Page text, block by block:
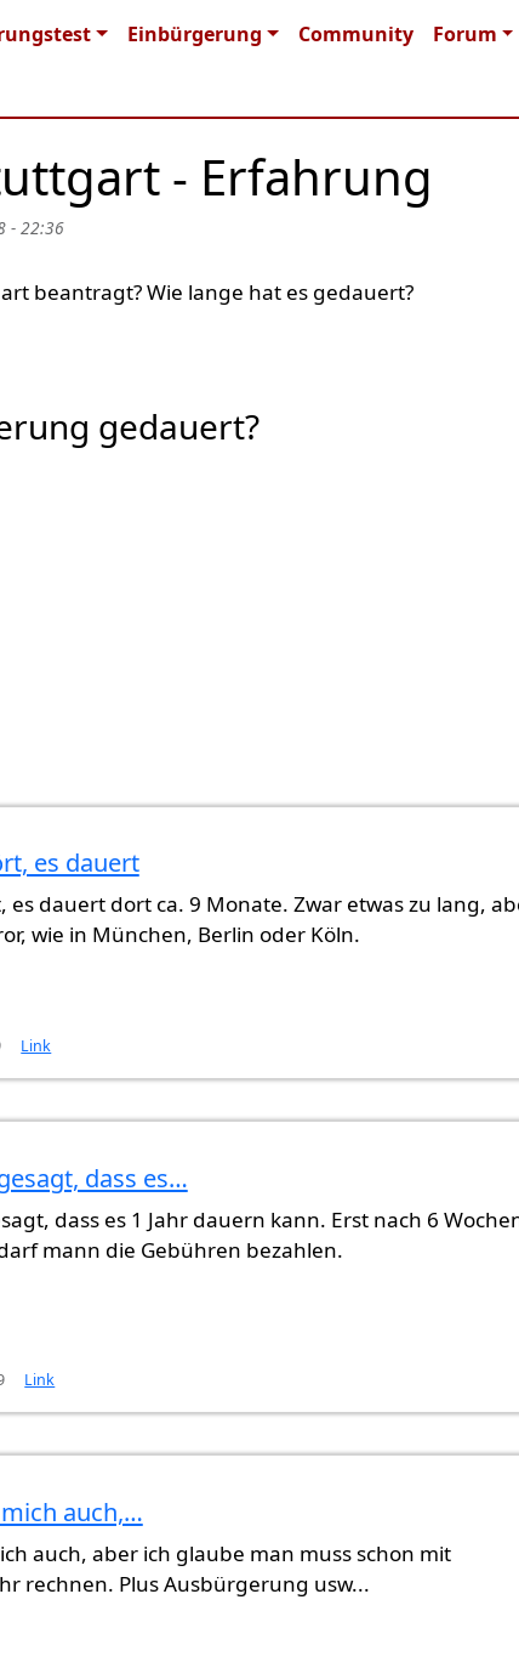
Einbürgerung Community Forum
- Erfahrung
- 22:36
beantragt? Wie lange hat es gedauert?
gedauert?
es dauert
es dauert dort ca. 9 Monate. Zwar etwas zu lang,
wie in München, Berlin oder Köln.
Link
dass es…
dass es 1 Jahr dauern kann. Erst nach 6
mann die Gebühren bezahlen.
Link
auch,…
auch, aber ich glaube man muss schon mit
rechnen. Plus Ausbürgerung usw...